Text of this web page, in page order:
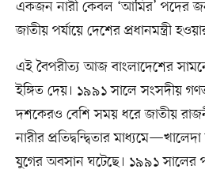
একজন নারী কেবল ‘আমির’ পদের
জাতীয় পর্যায়ে দেশের প্রধানমন্ত্রী
এই বৈপরীত্য আজ বাংলাদেশের
ইঙ্গিত দেয়। ১৯৯১ সালে সংসদীয়
দশকেরও বেশি সময় ধরে জাতীয়
নারীর প্রতিদ্বন্দ্বিতার
যুগের অবসান ঘটেছে। ১৯৯১ সালের